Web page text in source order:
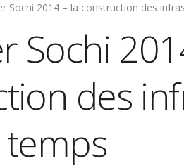
Sochi 2014 – la construction des
Sochi
des
temps